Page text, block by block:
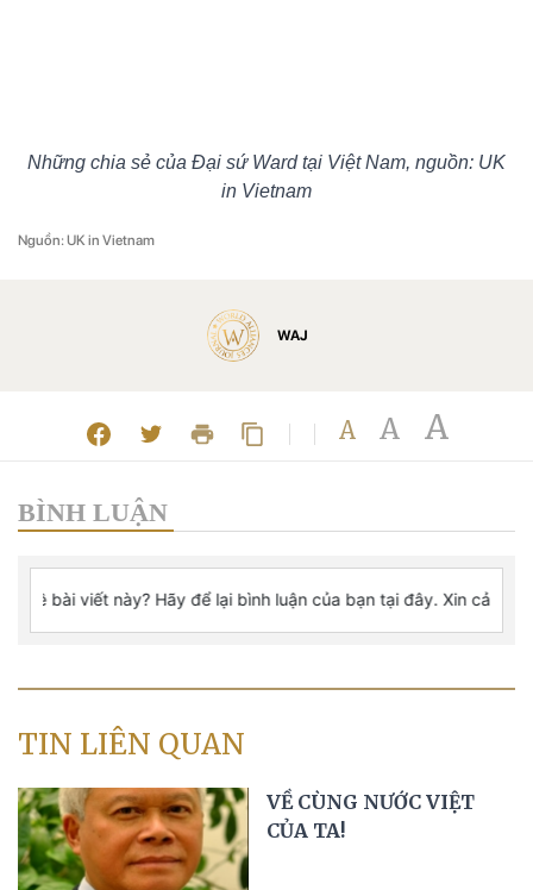
Những chia sẻ của Đại sứ Ward tại Việt Nam, nguồn: UK
in Vietnam
Nguồn: UK in Vietnam
WAJ
A A A
BÌNH LUẬN
TIN LIÊN QUAN
VỀ CÙNG NƯỚC VIỆT
CỦA TA!